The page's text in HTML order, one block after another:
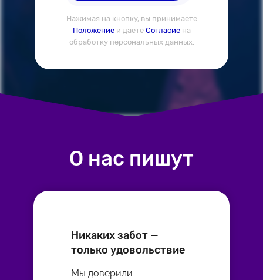
Нажимая на кнопку, вы принимаете
Положениеи даете Согласиена
обработку персональных данных.
О нас пишут
Никаких забот —
только удовольствие
Мы доверили